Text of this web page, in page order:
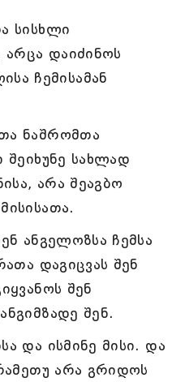
სისხლი
არცა დაიძინოს
ჩემისამან
ნაშრომთა
შეიხუნე სახლად
არა შეაგბო
ანგელოზსა ჩემსა
დაგიცვას შენ
შენ
შენ.
და ისმინე მისი. და
არა გრიდოს